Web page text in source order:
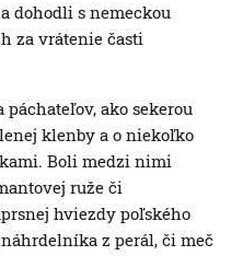
dohodli s nemeckou
za vrátenie časti
ako sekerou
klenby a o niekoľko
Boli medzi nimi
ruže či
hviezdy poľského
z perál, či meč